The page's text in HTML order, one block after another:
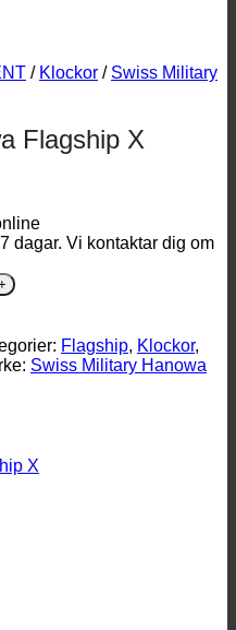
/ Klockor / Swiss Military
Flagship X
dagar. Vi kontaktar dig om
Flagship, Klockor,
Swiss Military Hanowa